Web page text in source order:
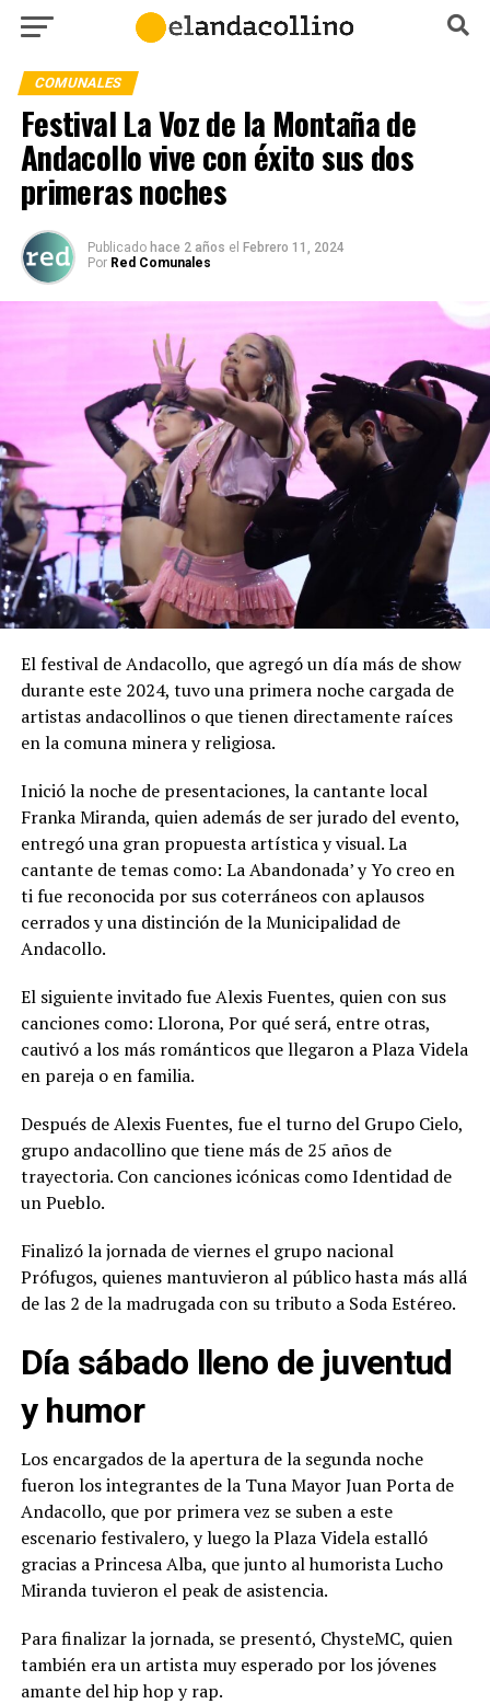
COMUNALES
Festival La Voz de la Montaña de
Andacollo vive con éxito sus dos
primeras noches
Publicado hace 2 años el Febrero 11, 2024
Por Red Comunales
El festival de Andacollo, que agregó un día más de show
durante este 2024, tuvo una primera noche cargada de
artistas andacollinos o que tienen directamente raíces
en la comuna minera y religiosa.
Inició la noche de presentaciones, la cantante local
Franka Miranda, quien además de ser jurado del evento,
entregó una gran propuesta artística y visual. La
cantante de temas como: La Abandonada’ y Yo creo en
ti fue reconocida por sus coterráneos con aplausos
cerrados y una distinción de la Municipalidad de
Andacollo.
El siguiente invitado fue Alexis Fuentes, quien con sus
canciones como: Llorona, Por qué será, entre otras,
cautivó a los más románticos que llegaron a Plaza Videla
en pareja o en familia.
Después de Alexis Fuentes, fue el turno del Grupo Cielo,
grupo andacollino que tiene más de 25 años de
trayectoria. Con canciones icónicas como Identidad de
un Pueblo.
Finalizó la jornada de viernes el grupo nacional
Prófugos, quienes mantuvieron al público hasta más allá
de las 2 de la madrugada con su tributo a Soda Estéreo.
Día sábado lleno de juventud
y humor
Los encargados de la apertura de la segunda noche
fueron los integrantes de la Tuna Mayor Juan Porta de
Andacollo, que por primera vez se suben a este
escenario festivalero, y luego la Plaza Videla estalló
gracias a Princesa Alba, que junto al humorista Lucho
Miranda tuvieron el peak de asistencia.
Para finalizar la jornada, se presentó, ChysteMC, quien
también era un artista muy esperado por los jóvenes
amante del hip hop y rap.